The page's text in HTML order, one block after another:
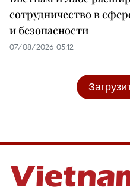
сотрудничество в
и безопасности
07/08/2026 05:12